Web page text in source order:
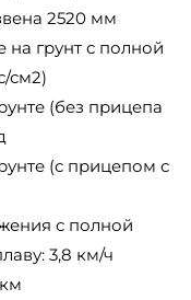
2520 мм
на грунт с полной
см2)
(без прицепа
(с прицепом с
с полной
3,8 км/ч